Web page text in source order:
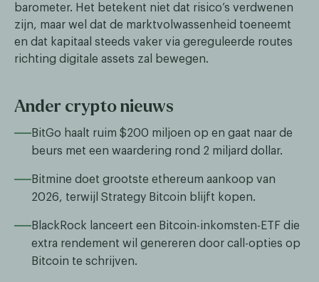
barometer. Het betekent niet dat risico’s verdwenen
zijn, maar wel dat de marktvolwassenheid toeneemt
en dat kapitaal steeds vaker via gereguleerde routes
richting digitale assets zal bewegen.
Ander crypto nieuws
BitGo haalt ruim $200 miljoen op en gaat naar de
beurs met een waardering rond 2 miljard dollar.
Bitmine doet grootste ethereum aankoop van
2026, terwijl Strategy Bitcoin blijft kopen.
BlackRock lanceert een Bitcoin-inkomsten-ETF die
extra rendement wil genereren door call-opties op
Bitcoin te schrijven.